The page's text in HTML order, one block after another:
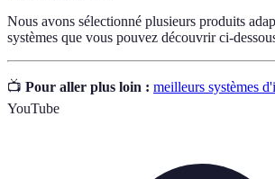
Nous avons sélectionné plusieurs produits
systèmes que vous pouvez découvrir ci-
📺 Pour aller plus loin : meilleurs systèmes
YouTube